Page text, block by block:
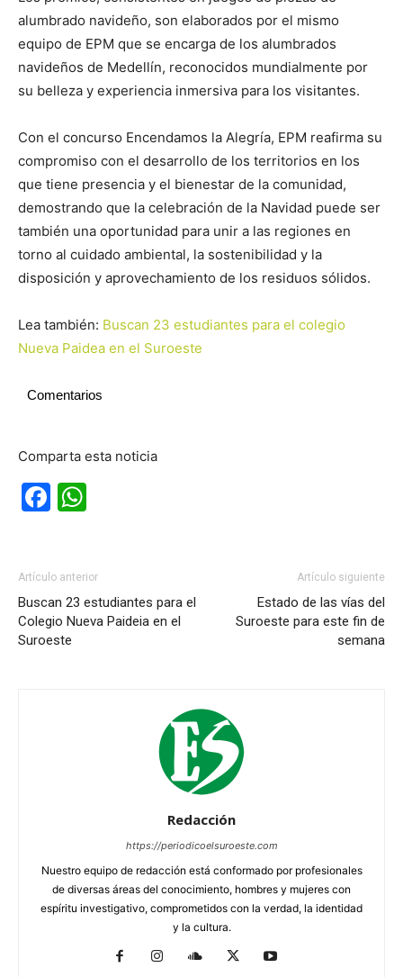
alumbrado navideño, son elaborados por el mismo
equipo de EPM que se encarga de los alumbrados
navideños de Medellín, reconocidos mundialmente por
su belleza y experiencia inmersiva para los visitantes.
Con el concurso Encendamos la Alegría, EPM reafirma su
compromiso con el desarrollo de los territorios en los
que tiene presencia y el bienestar de la comunidad,
demostrando que la celebración de la Navidad puede ser
también una oportunidad para unir a las regiones en
torno al cuidado ambiental, la sostenibilidad y la
disposición y aprovechamiento de los residuos sólidos.
Lea también: Buscan 23 estudiantes para el colegio
Nueva Paidea en el Suroeste
Comentarios
Comparta esta noticia
Facebook
Artículo anterior
Buscan 23 estudiantes para el
Colegio Nueva Paideia en el
Suroeste
Artículo siguiente
Estado de las vías del
Suroeste para este fin de
semana
Redacción
https://periodicoelsuroeste.com
Nuestro equipo de redacción está conformado por profesionales
de diversas áreas del conocimiento, hombres y mujeres con
espíritu investigativo, comprometidos con la verdad, la identidad
y la cultura.